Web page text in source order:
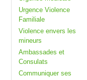
Urgence Violence
Familiale
Violence envers les
mineurs
Ambassades et
Consulats
Communiquer ses